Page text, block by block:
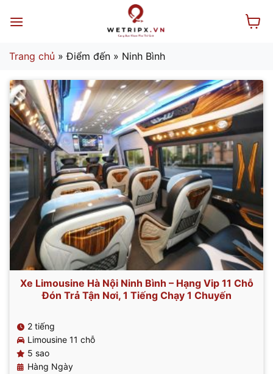
qua
dung
Trang chủ »Điểm đến » Ninh Bình
Xe Limousine Hà Nội Ninh Bình – Hạng Vip 11 Chỗ
Đón Trả Tận Nơi, 1 Tiếng Chạy 1 Chuyến
2 tiếng
Limousine 11 chỗ
5 sao
Hàng Ngày